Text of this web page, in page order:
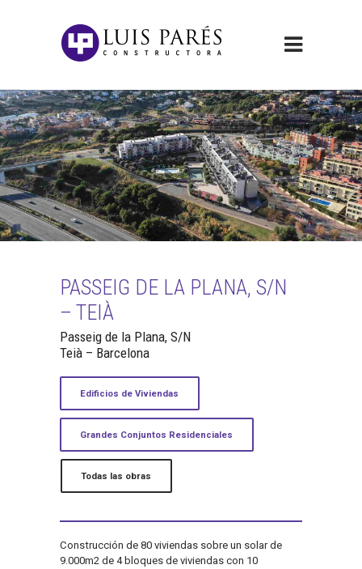
PASSEIG DE LA PLANA, S/N
– TEIÀ
Passeig de la Plana, S/N
Teià – Barcelona
Edificios de Viviendas
Grandes Conjuntos Residenciales
Todas las obras
Construcción de 80 viviendas sobre un solar de
9.000m2 de 4 bloques de viviendas con 10